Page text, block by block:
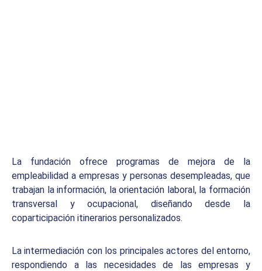
La fundación ofrece programas de mejora de la
empleabilidad a empresas y personas desempleadas, que
trabajan la información, la orientación laboral, la formación
transversal y ocupacional, diseñando desde la
coparticipación itinerarios personalizados.
La intermediación con los principales actores del entorno,
respondiendo a las necesidades de las empresas y